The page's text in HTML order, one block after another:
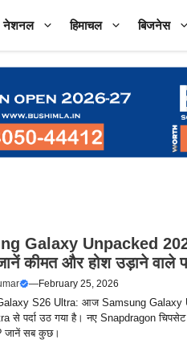
नेशनल हिमाचल बिजनेस
Galaxy Unpacked
कीमत और होश उड़ाने वाले
—February 25, 2026
S26 Ultra: आज Samsung Galaxy
से पर्दा उठ गया है। नए Snapdragon
जानें सब कुछ।